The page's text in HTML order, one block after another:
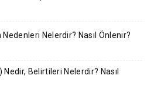
Nelerdir? Nasıl Önlenir?
Belirtileri Nelerdir? Nasıl